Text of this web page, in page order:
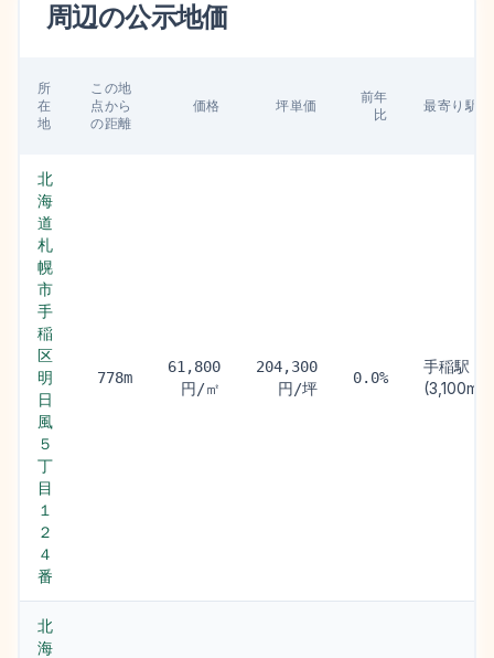
周辺の公示地価
所
在
地
この地
点から
の距離
価格 坪単価
前年
比
最寄り駅
北
海
道
札
幌
市
手
稲
区
明
日
風
５
丁
目
１
２
４
番
778m
61,800
円/㎡
204,300
円/坪
0.0%
手稲駅
(3,100m)
北
海